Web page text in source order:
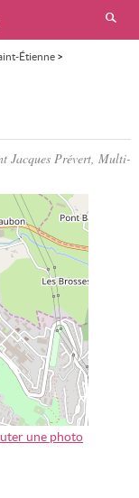
Étienne>
Jacques Prévert, Multi-
une photo